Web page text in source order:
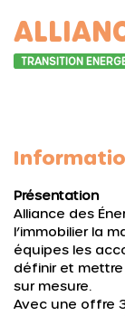
TRANSITION
Présentation
Alliance des
l’immobilier la
équipes les
définir et
sur mesure.
Avec une offre